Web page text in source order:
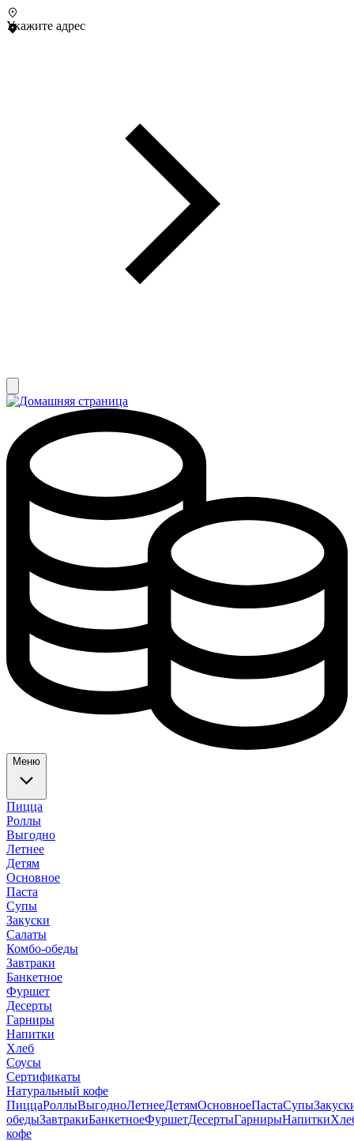
Укажите адрес
Меню
Пицца
Роллы
Выгодно
Летнее
Детям
Основное
Паста
Супы
Закуски
Салаты
Комбо-обеды
Завтраки
Банкетное
Фуршет
Десерты
Гарниры
Напитки
Хлеб
Соусы
Сертификаты
Натуральный кофе
ПиццаРоллыВыгодноЛетнееДетямОсновноеПастаСупы
обедыЗавтракиБанкетноеФуршетДесертыГарнирыНапитки
кофе